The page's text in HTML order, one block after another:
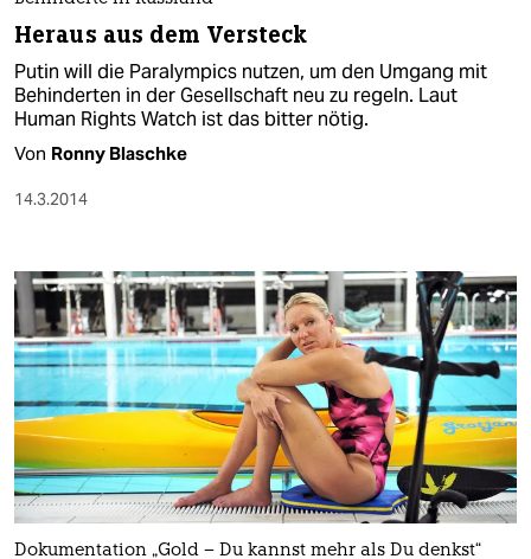
Heraus aus dem Versteck
Putin will die Paralympics nutzen, um den Umgang mit
Behinderten in der Gesellschaft neu zu regeln. Laut
Human Rights Watch ist das bitter nötig.
Von Ronny Blaschke
14.3.2014
Dokumentation „Gold – Du kannst mehr als Du denkst“